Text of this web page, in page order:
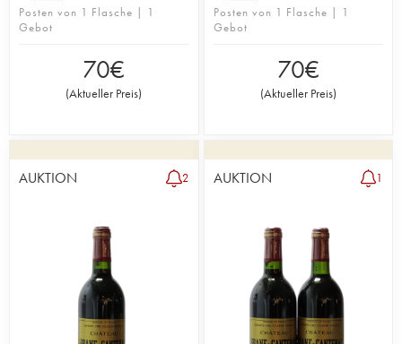
Posten von 1 Flasche | 1
Gebot
70€
(Aktueller Preis)
Posten von 1 Flasche | 1
Gebot
70€
(Aktueller Preis)
AUKTION 2 AUKTION 1